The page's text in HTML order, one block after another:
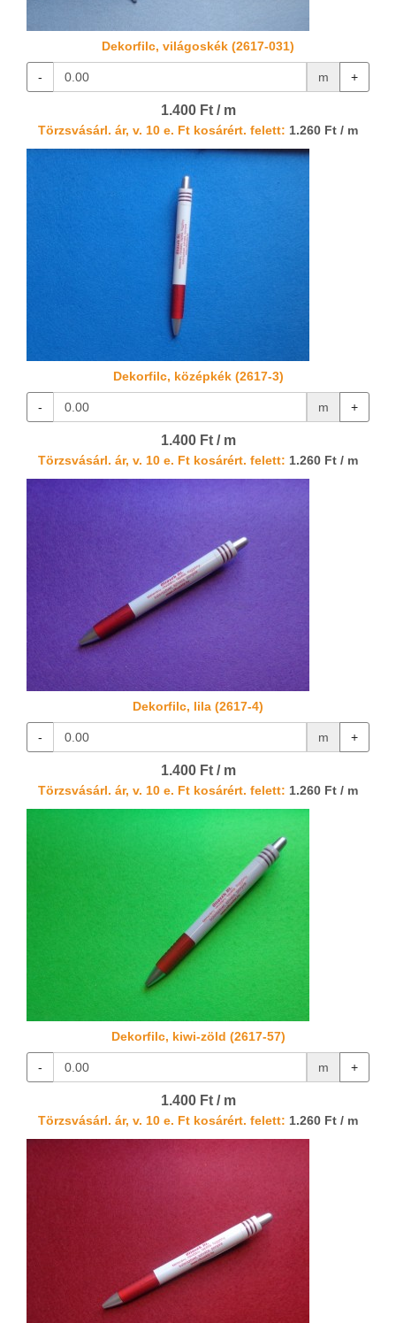
Dekorfilc, világoskék (2617-031)
- m +
1.400 Ft / m
Törzsvásárl. ár, v. 10 e. Ft kosárért. felett: 1.260 Ft / m
Dekorfilc, középkék (2617-3)
- m +
1.400 Ft / m
Törzsvásárl. ár, v. 10 e. Ft kosárért. felett: 1.260 Ft / m
Dekorfilc, lila (2617-4)
- m +
1.400 Ft / m
Törzsvásárl. ár, v. 10 e. Ft kosárért. felett: 1.260 Ft / m
Dekorfilc, kiwi-zöld (2617-57)
- m +
1.400 Ft / m
Törzsvásárl. ár, v. 10 e. Ft kosárért. felett: 1.260 Ft / m